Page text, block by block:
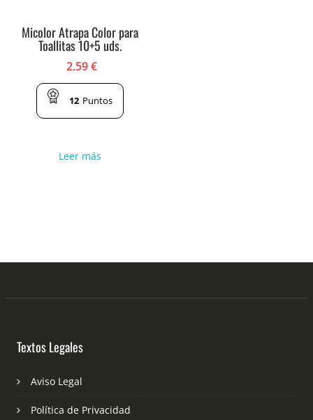
Micolor Atrapa Color para
Toallitas 10+5 uds.
2.59€
12 Puntos
Leer más
Textos Legales
Aviso Legal
Política de Privacidad